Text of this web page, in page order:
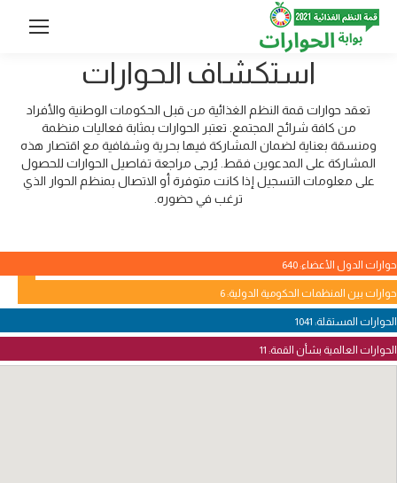
استكشاف الحوارات
تعقد حوارات قمة النظم الغذائية من قبل الحكومات الوطنية والأفراد
من كافة شرائح المجتمع. تعتبر الحوارات بمثابة فعاليات منظمة
ومنسقة بعناية لضمان المشاركة فيها بحرية وشفافية مع اقتصار هذه
المشاركة على المدعوين فقط. يُرجى مراجعة تفاصيل الحوارات للحصول
على معلومات التسجيل إذا كانت متوفرة أو الاتصال بمنظم الحوار الذي
ترغب في حضوره.
حوارات الدول الأعضاء: 640
حوارات بين المنظمات الحكومية الدولية: 6
الحوارات المستقلة: 1041
الحوارات العالمية بشأن القمة: 11